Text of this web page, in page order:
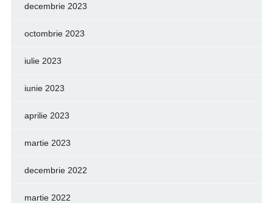
decembrie 2023
octombrie 2023
iulie 2023
iunie 2023
aprilie 2023
martie 2023
decembrie 2022
martie 2022